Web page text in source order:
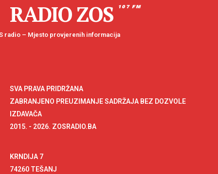
RADIO ZOS 107 FM
radio – Mjesto provjerenih informacija
SVA PRAVA PRIDRŽANA
ZABRANJENO PREUZIMANJE SADRŽAJA BEZ DOZVOLE
IZDAVAČA
2015. - 2026. ZOSRADIO.BA
KRNDIJA 7
74260 TEŠANJ